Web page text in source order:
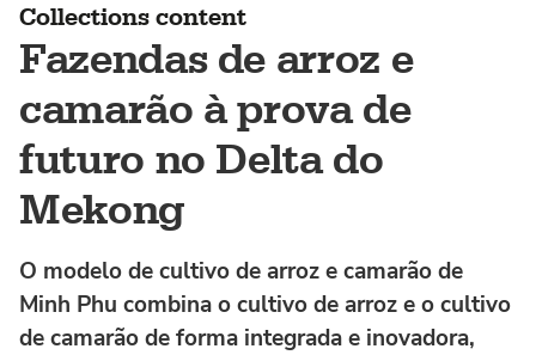
Collections content
Fazendas de arroz e
camarão à prova de
futuro no Delta do
Mekong
O modelo de cultivo de arroz e camarão de
Minh Phu combina o cultivo de arroz e o cultivo
de camarão de forma integrada e inovadora,